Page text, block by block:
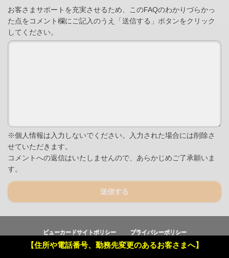
【住所や電話番号、勤務先変更のあるお客さまへ】
お客さまサポートを充実させるため、このFAQのわかりづらかっ
た点をコメント欄にご記入のうえ「送信する」ボタンをクリック
してください。
※個人情報は入力しないでください。入力された場合には削除さ
せていただきます。
コメントへの返信はいたしませんので、あらかじめご了承願いま
す。
送信する
ビューカードサイトポリシー プライバシーポリシー